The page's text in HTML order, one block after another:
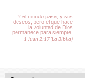
Y el mundo pasa, y sus
deseos; pero el que hace
la voluntad de Dios
permanece para siempre.
1 Juan 2:17 (La Biblia)